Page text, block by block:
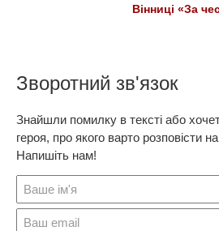
Вінниці «За
Зворотний зв'язок
Знайшли помилку в тексті або
героя, про якого варто розповісти
Напишіть нам!